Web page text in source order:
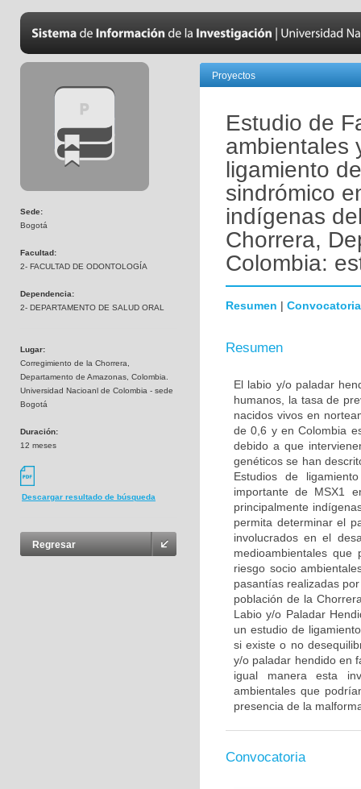
Sede:
Bogotá
Facultad:
2- FACULTAD DE ODONTOLOGÍA
Dependencia:
2- DEPARTAMENTO DE SALUD ORAL
Lugar:
Corregimiento de la Chorrera,
Departamento de Amazonas, Colombia.
Universidad Nacioanl de Colombia - sede
Bogotá
Duración:
12 meses
Descargar resultado de búsqueda
Regresar
Proyectos
Estudio de
ambientales
ligamiento
sindrómico
indígenas
Chorrera,
Colombia:
Resumen | Convocatoria
Resumen
El labio y/o paladar
humanos, la tasa de
nacidos vivos en
de 0,6 y en Colombia
debido a que
genéticos se han
Estudios de
importante de MSX1
principalmente
permita determinar el
involucrados en el
medioambientales
riesgo socio
pasantías realizadas
población de la
Labio y/o Paladar
un estudio de
si existe o no
y/o paladar hendido en
igual manera esta
ambientales que
presencia de la
Convocatoria